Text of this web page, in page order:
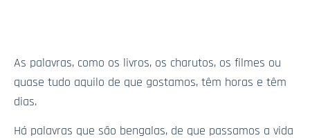
As palavras, como os livros, os charutos, os filmes ou
quase tudo aquilo de que gostamos, têm horas e têm
dias.
Há palavras que são bengalas, de que passamos a vida